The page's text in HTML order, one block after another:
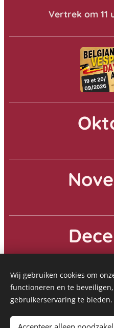
Vertrek om 11
Wij gebruiken cookies om
functioneren en te
gebruikerservaring te bieden.